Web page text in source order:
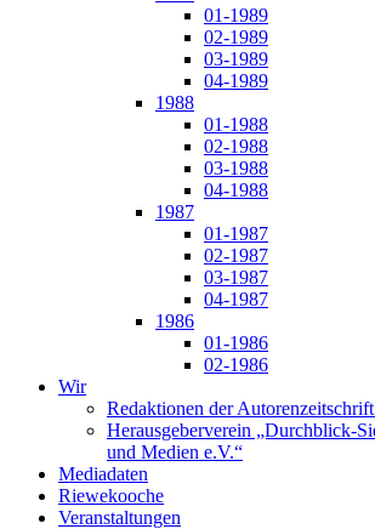
01-1989
02-1989
03-1989
04-1989
1988
01-1988
02-1988
03-1988
04-1988
1987
01-1987
02-1987
03-1987
04-1987
1986
01-1986
02-1986
Wir
Redaktionen der
Herausgeberverein „Durchblick-
und Medien e.V.“
Mediadaten
Riewekooche
Veranstaltungen